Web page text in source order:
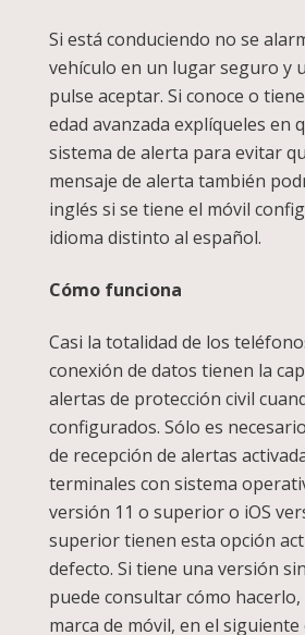
Si está conduciendo no se
vehículo en un lugar seguro y
pulse aceptar. Si conoce o
edad avanzada explíqueles en
sistema de alerta para evitar
mensaje de alerta también
inglés si se tiene el móvil
idioma distinto al español.
Cómo funciona
Casi la totalidad de los
conexión de datos tienen la
alertas de protección civil
configurados. Sólo es
de recepción de alertas
terminales con sistema
versión 11 o superior o iOS
superior tienen esta opción
defecto. Si tiene una versión
puede consultar cómo
marca de móvil, en el siguiente